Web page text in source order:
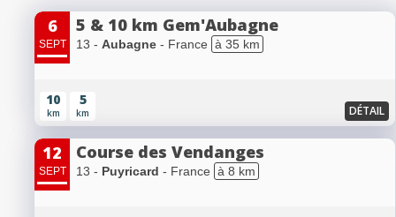
6
SEPT
5 & 10 km Gem'Aubagne
13 - Aubagne - France à 35 km
10
km
5
km DÉTAIL
12
SEPT
Course des Vendanges
13 - Puyricard - France à 8 km